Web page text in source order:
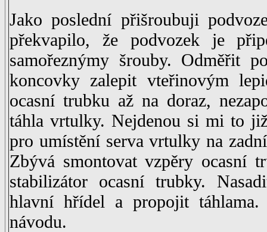
Jako poslední přišroubuji
překvapilo, že podvozek je
samořeznýmy šrouby. Odměřit
koncovky zalepit vteřinovým
ocasní trubku až na doraz,
táhla vrtulky. Nejdenou si mi to
pro umístění serva vrtulky na
Zbývá smontovat vzpěry ocasní
stabilizátor ocasní trubky.
hlavní hřídel a propojit
návodu.